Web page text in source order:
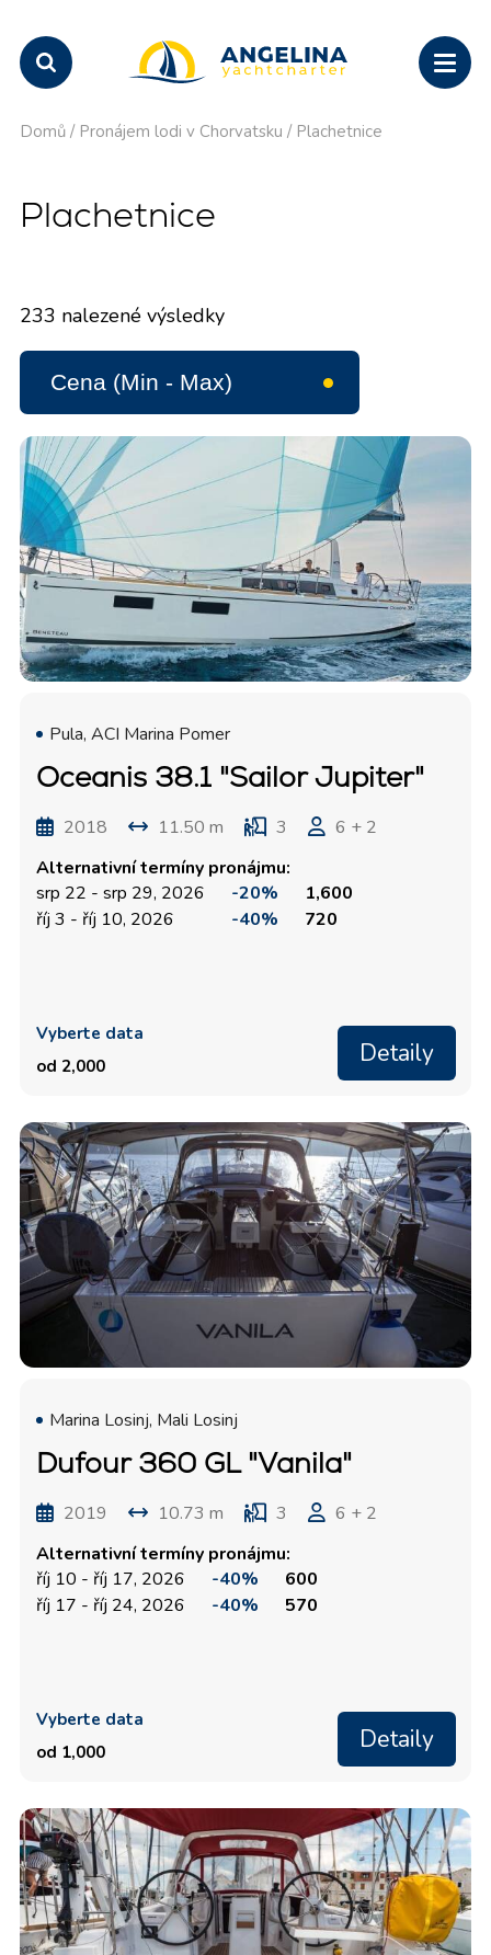
Domů / Pronájem lodi v Chorvatsku / Plachetnice
Plachetnice
233 nalezené výsledky
Pula, ACI Marina Pomer
Oceanis 38.1 "Sailor Jupiter"
2018 11.50 m 3
6 + 2
Alternativní termíny pronájmu:
srp 22 - srp 29, 2026
-20%
1,600
říj 3 - říj 10, 2026
-40% 720
Vyberte data
od 2,000
Detaily
Marina Losinj, Mali Losinj
Dufour 360 GL "Vanila"
2019 10.73 m 3
6 + 2
Alternativní termíny pronájmu:
říj 10 - říj 17, 2026
-40%
600
říj 17 - říj 24, 2026
-40% 570
Vyberte data
od 1,000
Detaily